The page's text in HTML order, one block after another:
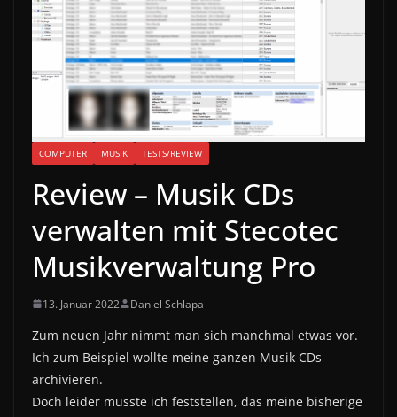
COMPUTER MUSIK TESTS/REVIEW
Review – Musik CDs
verwalten mit Stecotec
Musikverwaltung Pro
13. Januar 2022 Daniel Schlapa
Zum neuen Jahr nimmt man sich manchmal etwas vor.
Ich zum Beispiel wollte meine ganzen Musik CDs
archivieren.
Doch leider musste ich feststellen, das meine bisherige